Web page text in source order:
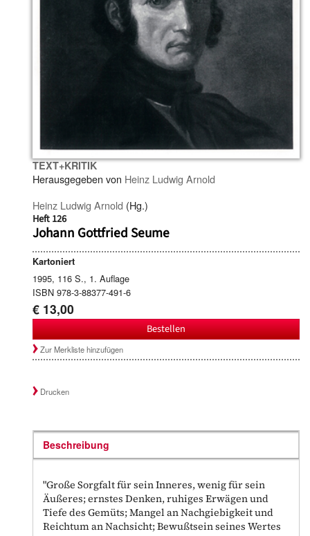
TEXT+KRITIK
Herausgegeben von Heinz Ludwig Arnold
Heinz Ludwig Arnold (Hg.)
Heft 126
Johann Gottfried Seume
Kartoniert
1995, 116 S., 1. Auflage
ISBN 978-3-88377-491-6
€ 13,00
Bestellen
Zur Merkliste hinzufügen
Drucken
Beschreibung
"Große Sorgfalt für sein Inneres, wenig für sein
Äußeres; ernstes Denken, ruhiges Erwägen und
Tiefe des Gemüts; Mangel an Nachgiebigkeit und
Reichtum an Nachsicht; Bewußtsein seines Wertes